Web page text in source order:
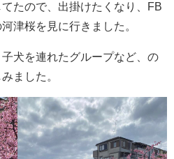
たので、出掛けたくなり、FB
津桜を見に行きました。
犬を連れたグループなど、の
ました。